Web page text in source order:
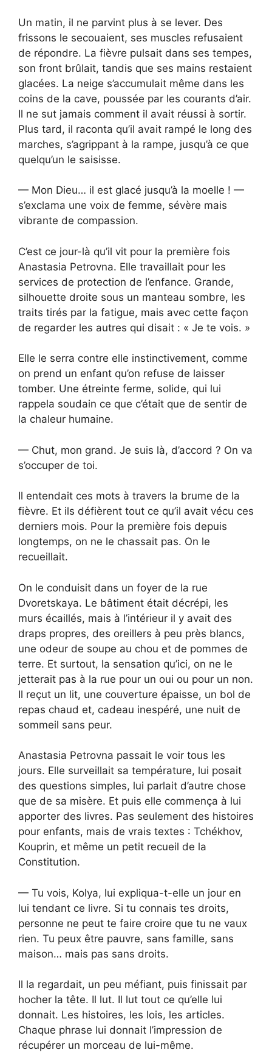
Un matin, il ne parvint plus à se lever. Des
frissons le secouaient, ses muscles refusaient
de répondre. La fièvre pulsait dans ses tempes,
son front brûlait, tandis que ses mains restaient
glacées. La neige s’accumulait même dans les
coins de la cave, poussée par les courants d’air.
Il ne sut jamais comment il avait réussi à sortir.
Plus tard, il raconta qu’il avait rampé le long des
marches, s’agrippant à la rampe, jusqu’à ce que
quelqu’un le saisisse.
— Mon Dieu… il est glacé jusqu’à la moelle ! —
s’exclama une voix de femme, sévère mais
vibrante de compassion.
C’est ce jour-là qu’il vit pour la première fois
Anastasia Petrovna. Elle travaillait pour les
services de protection de l’enfance. Grande,
silhouette droite sous un manteau sombre, les
traits tirés par la fatigue, mais avec cette façon
de regarder les autres qui disait : « Je te vois. »
Elle le serra contre elle instinctivement, comme
on prend un enfant qu’on refuse de laisser
tomber. Une étreinte ferme, solide, qui lui
rappela soudain ce que c’était que de sentir de
la chaleur humaine.
— Chut, mon grand. Je suis là, d’accord ? On va
s’occuper de toi.
Il entendait ces mots à travers la brume de la
fièvre. Et ils défièrent tout ce qu’il avait vécu ces
derniers mois. Pour la première fois depuis
longtemps, on ne le chassait pas. On le
recueillait.
On le conduisit dans un foyer de la rue
Dvoretskaya. Le bâtiment était décrépi, les
murs écaillés, mais à l’intérieur il y avait des
draps propres, des oreillers à peu près blancs,
une odeur de soupe au chou et de pommes de
terre. Et surtout, la sensation qu’ici, on ne le
jetterait pas à la rue pour un oui ou pour un non.
Il reçut un lit, une couverture épaisse, un bol de
repas chaud et, cadeau inespéré, une nuit de
sommeil sans peur.
Anastasia Petrovna passait le voir tous les
jours. Elle surveillait sa température, lui posait
des questions simples, lui parlait d’autre chose
que de sa misère. Et puis elle commença à lui
apporter des livres. Pas seulement des histoires
pour enfants, mais de vrais textes : Tchékhov,
Kouprin, et même un petit recueil de la
Constitution.
— Tu vois, Kolya, lui expliqua-t-elle un jour en
lui tendant ce livre. Si tu connais tes droits,
personne ne peut te faire croire que tu ne vaux
rien. Tu peux être pauvre, sans famille, sans
maison… mais pas sans droits.
Il la regardait, un peu méfiant, puis finissait par
hocher la tête. Il lut. Il lut tout ce qu’elle lui
donnait. Les histoires, les lois, les articles.
Chaque phrase lui donnait l’impression de
récupérer un morceau de lui-même.